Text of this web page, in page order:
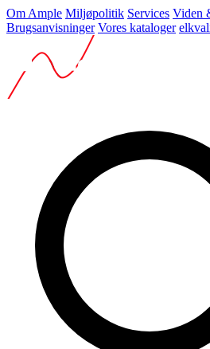
Om Ample Miljøpolitik Services Viden
Brugsanvisninger Vores kataloger